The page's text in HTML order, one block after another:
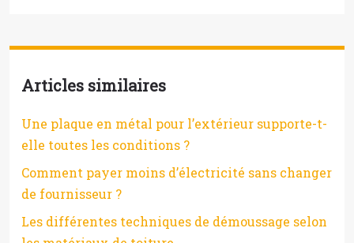
Articles similaires
Une plaque en métal pour l’extérieur supporte-t-
elle toutes les conditions ?
Comment payer moins d’électricité sans changer
de fournisseur ?
Les différentes techniques de démoussage selon